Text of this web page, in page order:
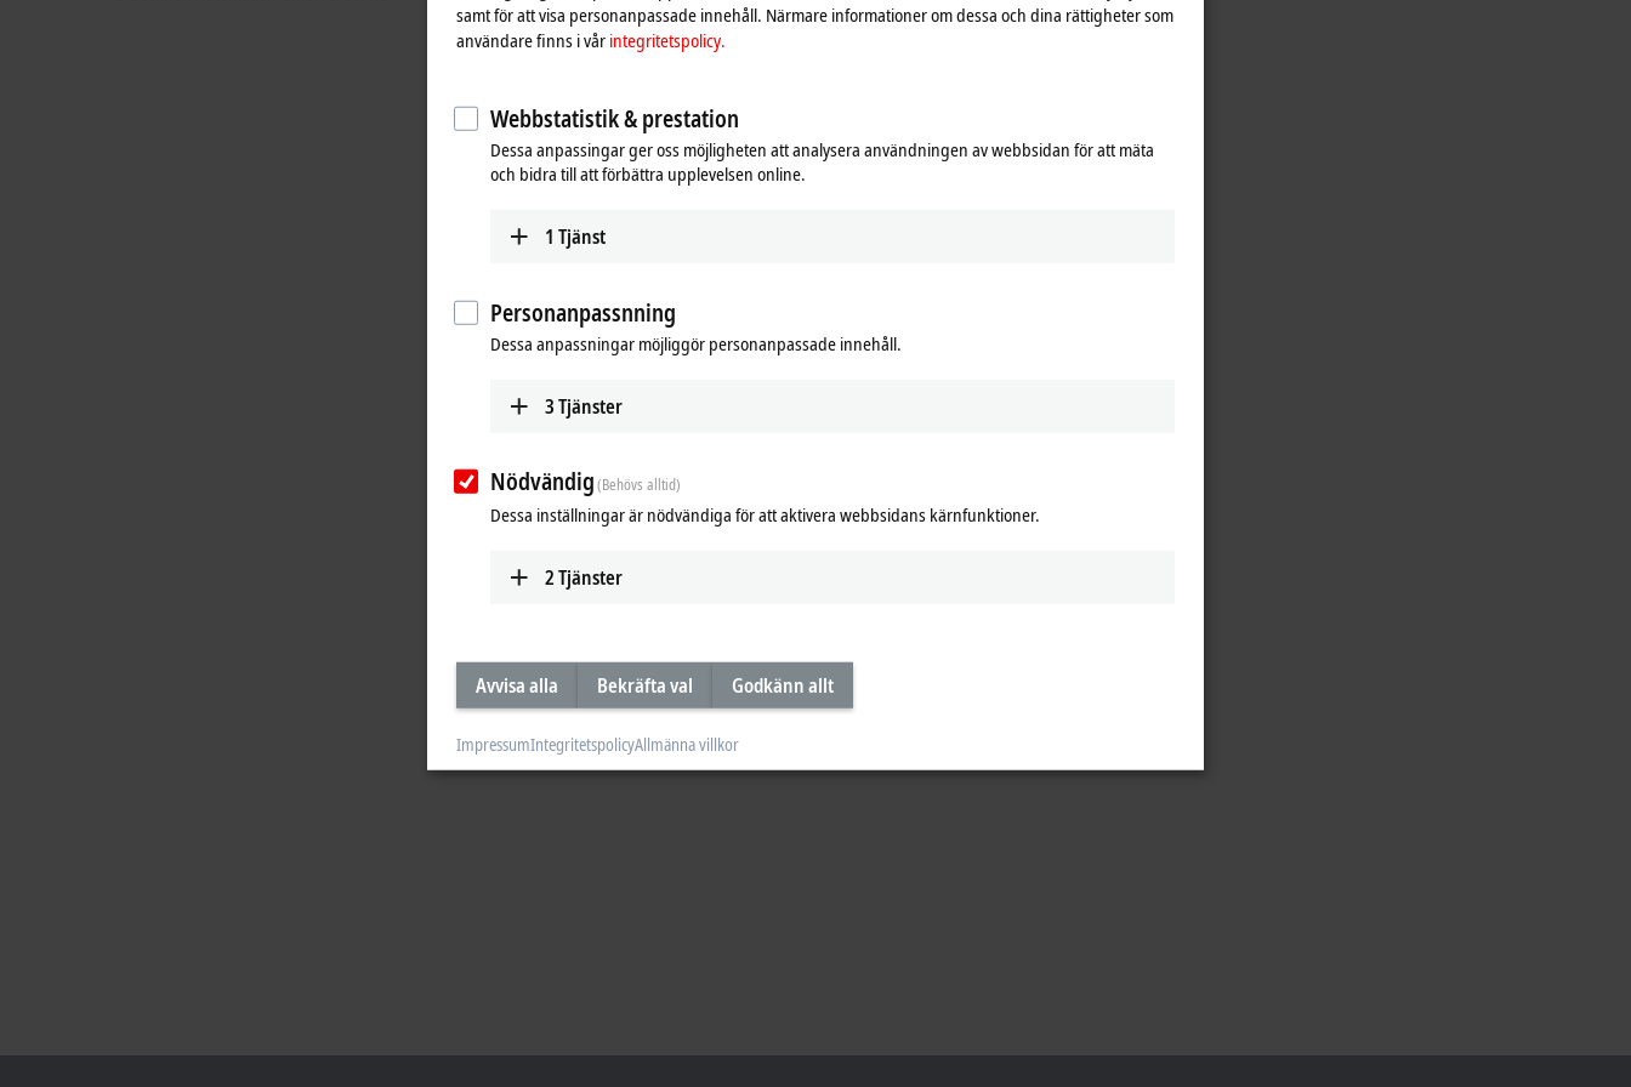
samt för att visa personanpassade innehåll. Närmare informationer om dessa och dina rättigheter som
användare finns i vår integritetspolicy.
Webbstatistik & prestation
Dessa anpassingar ger oss möjligheten att analysera användningen av webbsidan för att mäta
och bidra till att förbättra upplevelsen online.
1 Tjänst
Personanpassnning
Dessa anpassningar möjliggör personanpassade innehåll.
3Tjänster
Nödvändig(Behövs alltid)
Dessa inställningar är nödvändiga för att aktivera webbsidans kärnfunktioner.
2Tjänster
Avvisa alla Bekräfta val Godkänn allt
ImpressumIntegritetspolicyAllmänna villkor